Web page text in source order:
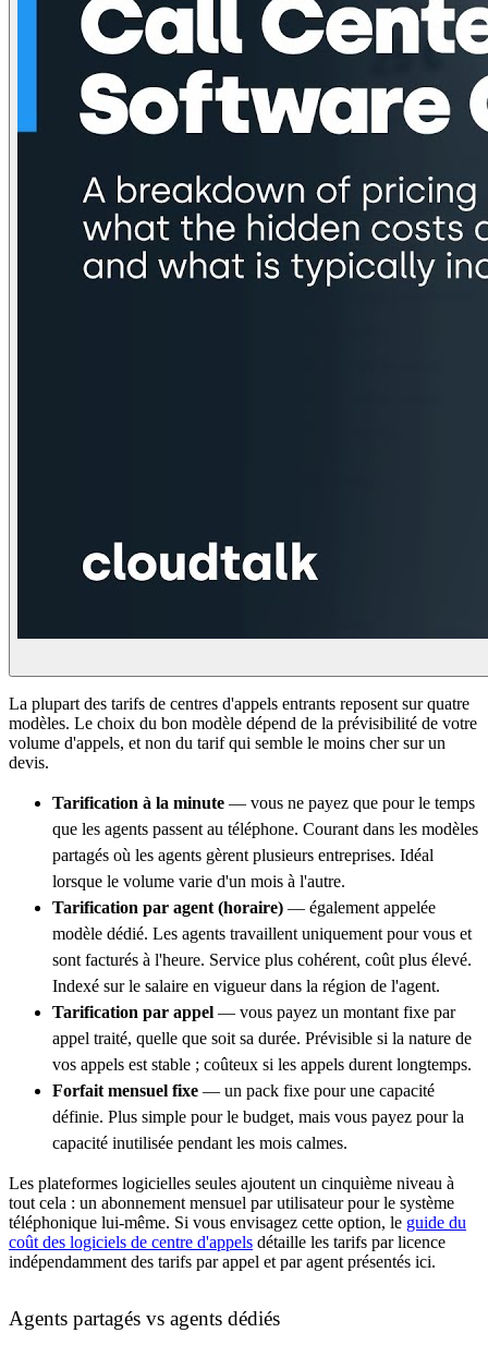
La plupart des tarifs de centres d'appels entrants reposent sur quatre
modèles. Le choix du bon modèle dépend de la prévisibilité de votre
volume d'appels, et non du tarif qui semble le moins cher sur un
devis.
Tarification à la minute — vous ne payez que pour le temps
que les agents passent au téléphone. Courant dans les modèles
partagés où les agents gèrent plusieurs entreprises. Idéal
lorsque le volume varie d'un mois à l'autre.
Tarification par agent (horaire) — également appelée
modèle dédié. Les agents travaillent uniquement pour vous et
sont facturés à l'heure. Service plus cohérent, coût plus élevé.
Indexé sur le salaire en vigueur dans la région de l'agent.
Tarification par appel — vous payez un montant fixe par
appel traité, quelle que soit sa durée. Prévisible si la nature de
vos appels est stable ; coûteux si les appels durent longtemps.
Forfait mensuel fixe — un pack fixe pour une capacité
définie. Plus simple pour le budget, mais vous payez pour la
capacité inutilisée pendant les mois calmes.
Les plateformes logicielles seules ajoutent un cinquième niveau à
tout cela : un abonnement mensuel par utilisateur pour le système
téléphonique lui-même. Si vous envisagez cette option, le guide du
coût des logiciels de centre d'appels détaille les tarifs par licence
indépendamment des tarifs par appel et par agent présentés ici.
Agents partagés vs agents dédiés